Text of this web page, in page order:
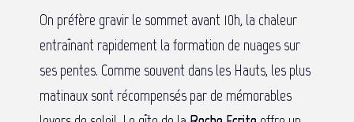
On préfère gravir le sommet avant 10h, la chaleur
entraînant rapidement la formation de nuages sur
ses pentes. Comme souvent dans les Hauts, les plus
matinaux sont récompensés par de mémorables